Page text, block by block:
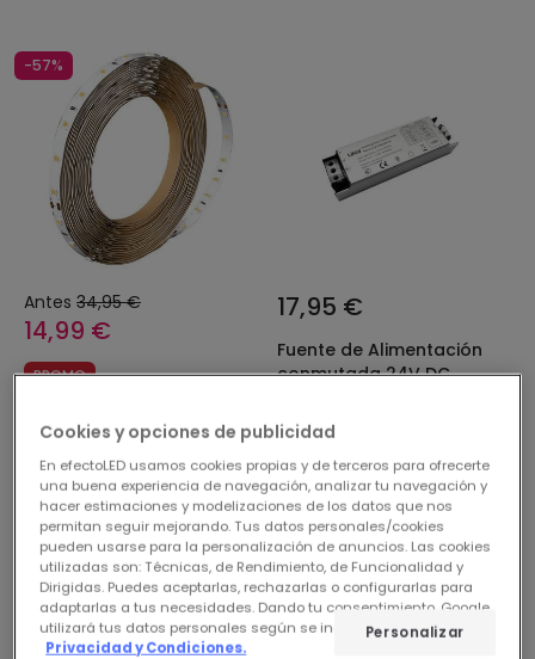
-57%
Antes 34,95 €
14,99 €
PROMO
6W 5m Ancho 8mm Corte
cada 10cm CorePro PHILIPS
En Stock, entrega en
24/48h
17,95 €
Fuente de Alimentación
conmutada 24V DC
En Stock, entrega en
48/72h
Cookies y opciones de publicidad
En efectoLED usamos cookies propias y de terceros para ofrecerte
una buena experiencia de navegación, analizar tu navegación y
hacer estimaciones y modelizaciones de los datos que nos
permitan seguir mejorando. Tus datos personales/cookies
pueden usarse para la personalización de anuncios. Las cookies
utilizadas son: Técnicas, de Rendimiento, de Funcionalidad y
Dirigidas. Puedes aceptarlas, rechazarlas o configurarlas para
adaptarlas a tus necesidades. Dando tu consentimiento, Google
utilizará tus datos personales según se indica en su sitio de
Privacidad y Condiciones.
Personalizar